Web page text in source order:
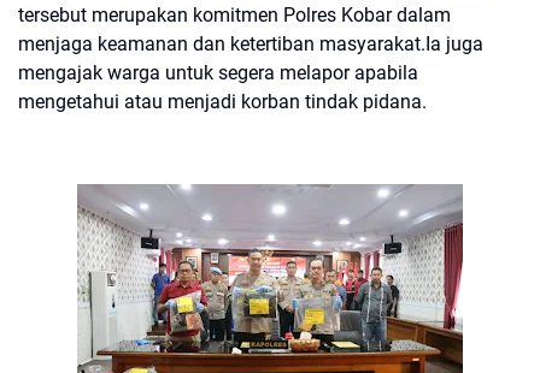
tersebut merupakan komitmen Polres Kobar dalam
menjaga keamanan dan ketertiban masyarakat.Ia juga
mengajak warga untuk segera melapor apabila
mengetahui atau menjadi korban tindak pidana.